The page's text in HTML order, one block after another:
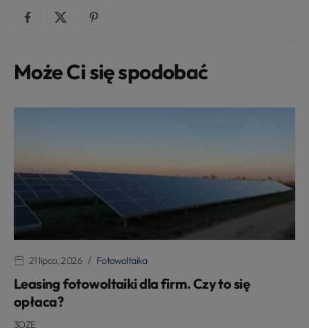
Może Ci się spodobać
21 lipca, 2026 Fotowoltaika
Leasing fotowoltaiki dla firm. Czy to się
opłaca?
3OZE